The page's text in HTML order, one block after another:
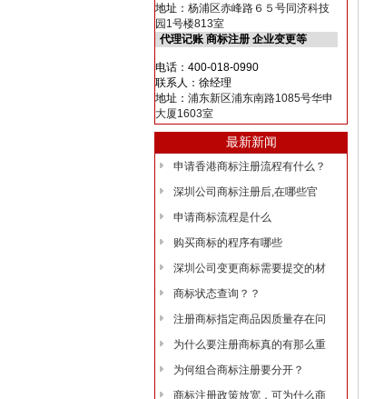
地址： 杨浦区赤峰路６５号同济科技
园1号楼813室
代理记账 商标注册 企业变更等
电话：400-018-0990
联系人：徐经理
地址： 浦东新区浦东南路1085号华申
大厦1603室
最新新闻
申请香港商标注册流程有什么？
深圳公司商标注册后,在哪些官
申请商标流程是什么
购买商标的程序有哪些
深圳公司变更商标需要提交的材
商标状态查询？？
注册商标指定商品因质量存在问
为什么要注册商标真的有那么重
为何组合商标注册要分开？
商标注册政策放宽，可为什么商